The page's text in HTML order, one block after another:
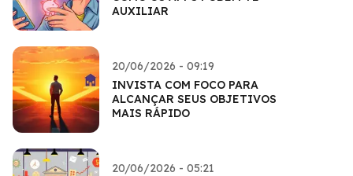
AUXILIAR
20/06/2026 - 09:19
INVISTA COM FOCO PARA
ALCANÇAR SEUS OBJETIVOS
MAIS RÁPIDO
20/06/2026 - 05:21